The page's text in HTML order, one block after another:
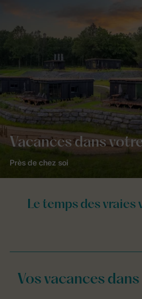
Vacances dans
Près de chez soi
Vos vacances